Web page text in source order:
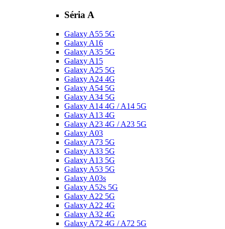
Séria A
Galaxy A55 5G
Galaxy A16
Galaxy A35 5G
Galaxy A15
Galaxy A25 5G
Galaxy A24 4G
Galaxy A54 5G
Galaxy A34 5G
Galaxy A14 4G / A14 5G
Galaxy A13 4G
Galaxy A23 4G / A23 5G
Galaxy A03
Galaxy A73 5G
Galaxy A33 5G
Galaxy A13 5G
Galaxy A53 5G
Galaxy A03s
Galaxy A52s 5G
Galaxy A22 5G
Galaxy A22 4G
Galaxy A32 4G
Galaxy A72 4G / A72 5G